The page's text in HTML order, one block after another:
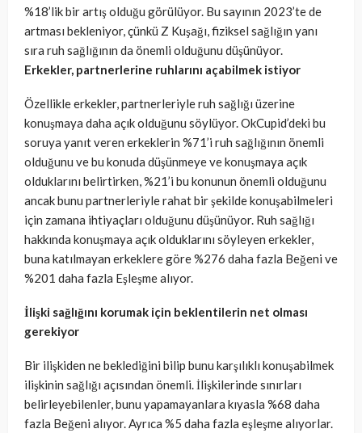
%18’lik bir artış olduğu görülüyor. Bu sayının 2023’te de
artması bekleniyor, çünkü Z Kuşağı, fiziksel sağlığın yanı
sıra ruh sağlığının da önemli olduğunu düşünüyor.
Erkekler, partnerlerine ruhlarını açabilmek istiyor
Özellikle erkekler, partnerleriyle ruh sağlığı üzerine
konuşmaya daha açık olduğunu söylüyor. OkCupid’deki bu
soruya yanıt veren erkeklerin %71’i ruh sağlığının önemli
olduğunu ve bu konuda düşünmeye ve konuşmaya açık
olduklarını belirtirken, %21’i bu konunun önemli olduğunu
ancak bunu partnerleriyle rahat bir şekilde konuşabilmeleri
için zamana ihtiyaçları olduğunu düşünüyor. Ruh sağlığı
hakkında konuşmaya açık olduklarını söyleyen erkekler,
buna katılmayan erkeklere göre %276 daha fazla Beğeni ve
%201 daha fazla Eşleşme alıyor.
İlişki sağlığını korumak için beklentilerin net olması
gerekiyor
Bir ilişkiden ne beklediğini bilip bunu karşılıklı konuşabilmek
ilişkinin sağlığı açısından önemli. İlişkilerinde sınırları
belirleyebilenler, bunu yapamayanlara kıyasla %68 daha
fazla Beğeni alıyor. Ayrıca %5 daha fazla eşleşme alıyorlar.